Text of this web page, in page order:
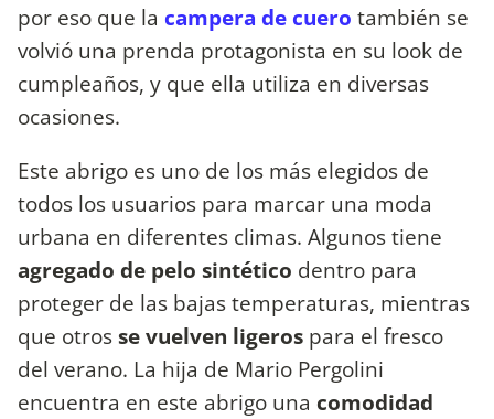
por eso que la campera de cuero también se
volvió una prenda protagonista en su look de
cumpleaños, y que ella utiliza en diversas
ocasiones.
Este abrigo es uno de los más elegidos de
todos los usuarios para marcar una moda
urbana en diferentes climas. Algunos tiene
agregado de pelo sintético dentro para
proteger de las bajas temperaturas, mientras
que otrosse vuelven ligeros para el fresco
del verano. La hija de Mario Pergolini
encuentra en este abrigo una comodidad